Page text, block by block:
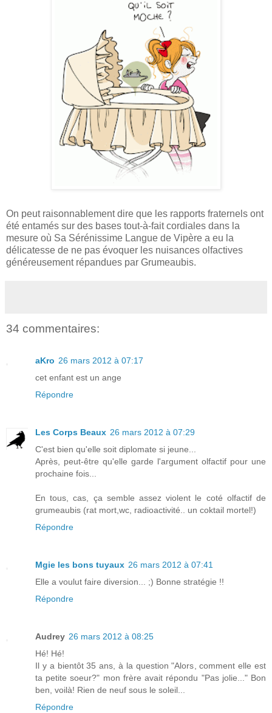
On peut raisonnablement dire que les rapports fraternels ont
été entamés sur des bases tout-à-fait cordiales dans la
mesure où Sa Sérénissime Langue de Vipère a eu la
délicatesse de ne pas évoquer les nuisances olfactives
généreusement répandues par Grumeaubis.
34 commentaires:
aKro 26 mars 2012 à 07:17
cet enfant est un ange
Répondre
Les Corps Beaux 26 mars 2012 à 07:29
C'est bien qu'elle soit diplomate si jeune...
Après, peut-être qu'elle garde l'argument olfactif pour une
prochaine fois...
En tous, cas, ça semble assez violent le coté olfactif de
grumeaubis (rat mort,wc, radioactivité.. un coktail mortel!)
Répondre
Mgie les bons tuyaux 26 mars 2012 à 07:41
Elle a voulut faire diversion... ;) Bonne stratégie !!
Répondre
Audrey 26 mars 2012 à 08:25
Hé! Hé!
Il y a bientôt 35 ans, à la question "Alors, comment elle est
ta petite soeur?" mon frère avait répondu "Pas jolie..." Bon
ben, voilà! Rien de neuf sous le soleil...
Répondre